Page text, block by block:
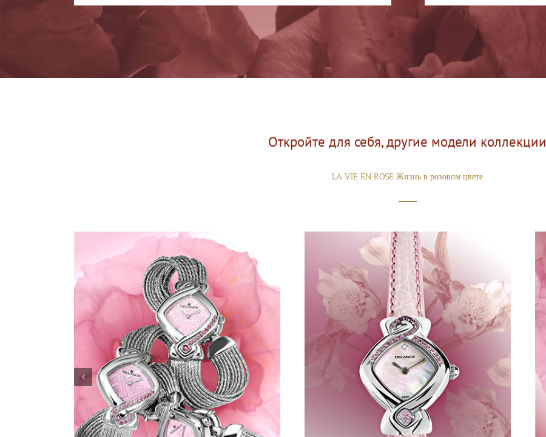
Откройте для себя, другие модели коллекции
LA VIE EN ROSE Жизнь в розовом цвете